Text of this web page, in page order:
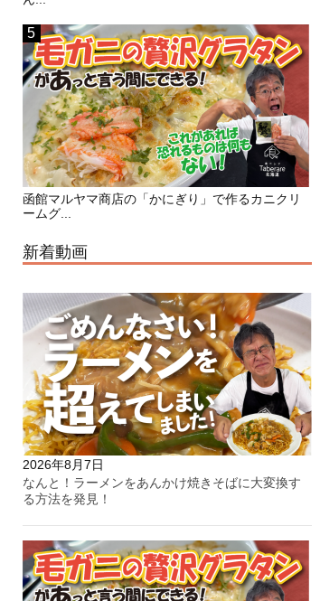
函館マルヤマ商店の「かにぎり」で作るカニクリ
ームグ...
新着動画
2026年8月7日
なんと！ラーメンをあんかけ焼きそばに大変換す
る方法を発見！